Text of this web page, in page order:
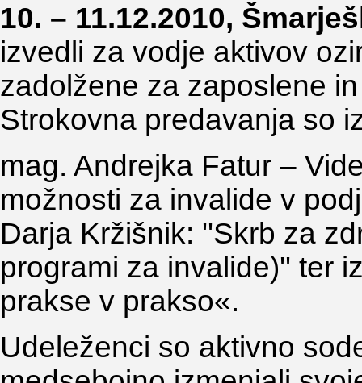
10. – 11.12.2010,
izvedli za vodje aktivov
zadolžene za zaposlene
Strokovna predavanja so
mag. Andrejka Fatur –
možnosti za invalide v
Darja Kržišnik: ''Skrb za
programi za invalide)'' ter
prakse v prakso«.
Udeleženci so aktivno